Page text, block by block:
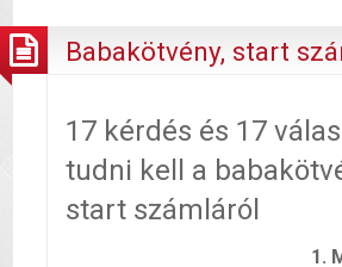
Babakötvény, start
17 kérdés és 17
tudni kell a
start számláról
1.